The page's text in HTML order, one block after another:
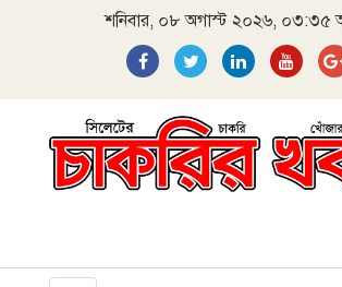
শনিবার, ০৮ অগাস্ট ২০২৬, ০৩:৩৫